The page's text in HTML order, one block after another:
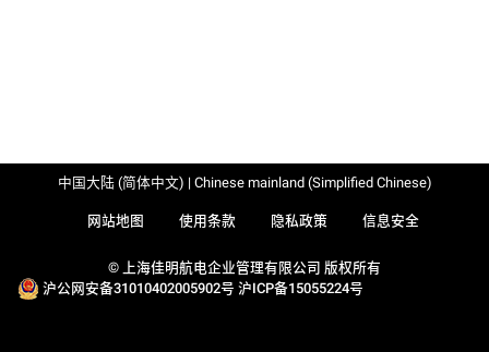
© 上海佳明航电企业管理有限公司 版权所有
沪公网安备31010402005902号 沪ICP备15055224号
网站地图 使用条款 隐私政策 信息安全
中国大陆 (简体中文) | Chinese mainland (Simplified Chinese)